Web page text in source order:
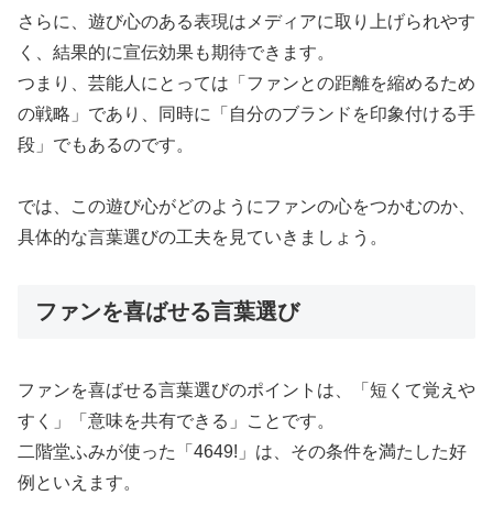
さらに、遊び心のある表現はメディアに取り上げられやす
く、結果的に宣伝効果も期待できます。
つまり、芸能人にとっては「ファンとの距離を縮めるため
の戦略」であり、同時に「自分のブランドを印象付ける手
段」でもあるのです。
では、この遊び心がどのようにファンの心をつかむのか、
具体的な言葉選びの工夫を見ていきましょう。
ファンを喜ばせる言葉選び
ファンを喜ばせる言葉選びのポイントは、「短くて覚えや
すく」「意味を共有できる」ことです。
二階堂ふみが使った「4649!」は、その条件を満たした好
例といえます。